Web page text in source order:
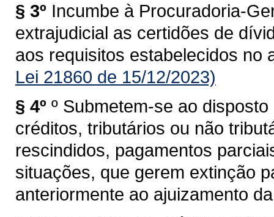
§ 3º Incumbe à Procuradoria-
extrajudicial as certidões de
aos requisitos estabelecidos no
Lei 21860 de 15/12/2023)
§ 4º º Submetem-se ao
créditos, tributários ou não
rescindidos, pagamentos
situações, que gerem extinção
anteriormente ao ajuizamento